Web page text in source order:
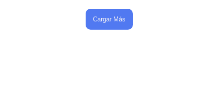
Cargar Más